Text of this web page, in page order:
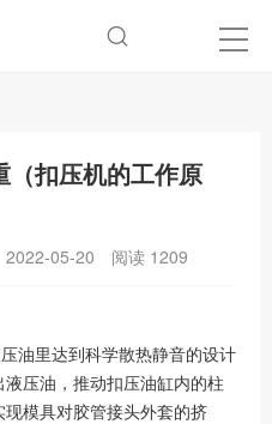
（扣压机的工作原
2022-05-20 阅读 1209
油里达到科学散热静音的设计
压油，推动扣压油缸内的柱
模具对胶管接头外套的挤